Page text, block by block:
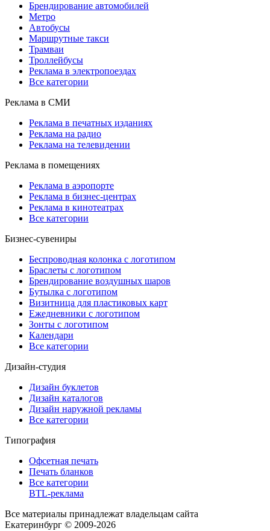
Брендирование автомобилей
Метро
Автобусы
Маршрутные такси
Трамваи
Троллейбусы
Реклама в электропоездах
Все категории
Реклама в СМИ
Реклама в печатных изданиях
Реклама на радио
Реклама на телевидении
Реклама в помещениях
Реклама в аэропорте
Реклама в бизнес-центрах
Реклама в кинотеатрах
Все категории
Бизнес-сувениры
Беспроводная колонка с логотипом
Браслеты с логотипом
Брендирование воздушных шаров
Бутылка с логотипом
Визитница для пластиковых карт
Ежедневники с логотипом
Зонты с логотипом
Календари
Все категории
Дизайн-студия
Дизайн буклетов
Дизайн каталогов
Дизайн наружной рекламы
Все категории
Типография
Офсетная печать
Печать бланков
Все категории
BTL-реклама
Все материалы принадлежат владельцам сайта
Екатеринбург © 2009-2026